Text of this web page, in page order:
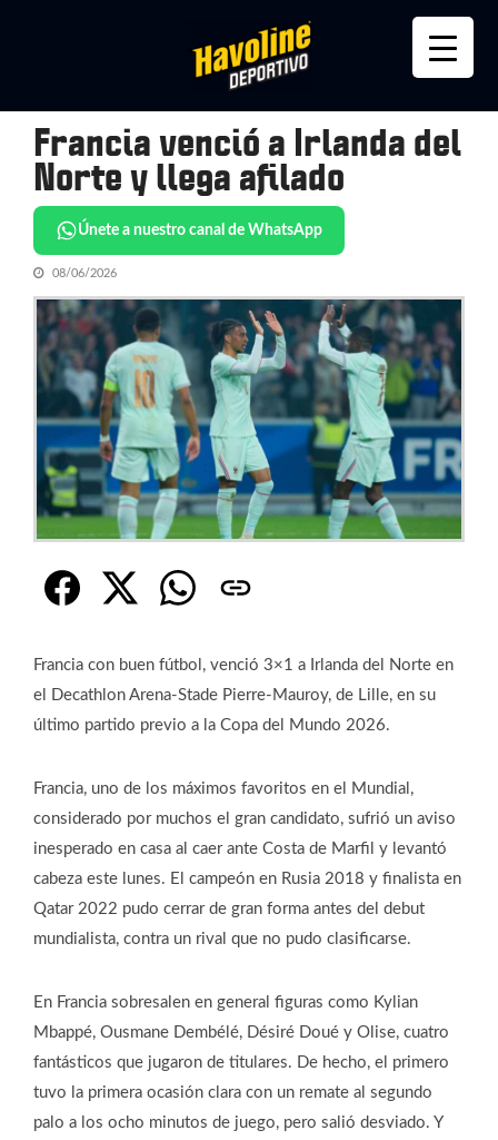
Francia venció a Irlanda del
Norte y llega afilado
Únete a nuestro canal de WhatsApp
08/06/2026
Francia con buen fútbol, venció 3×1 a Irlanda del Norte en
el Decathlon Arena-Stade Pierre-Mauroy, de Lille, en su
último partido previo a la Copa del Mundo 2026.
Francia, uno de los máximos favoritos en el Mundial,
considerado por muchos el gran candidato, sufrió un aviso
inesperado en casa al caer ante Costa de Marfil y levantó
cabeza este lunes. El campeón en Rusia 2018 y finalista en
Qatar 2022 pudo cerrar de gran forma antes del debut
mundialista, contra un rival que no pudo clasificarse.
En Francia sobresalen en general figuras como Kylian
Mbappé, Ousmane Dembélé, Désiré Doué y Olise, cuatro
fantásticos que jugaron de titulares. De hecho, el primero
tuvo la primera ocasión clara con un remate al segundo
palo a los ocho minutos de juego, pero salió desviado. Y